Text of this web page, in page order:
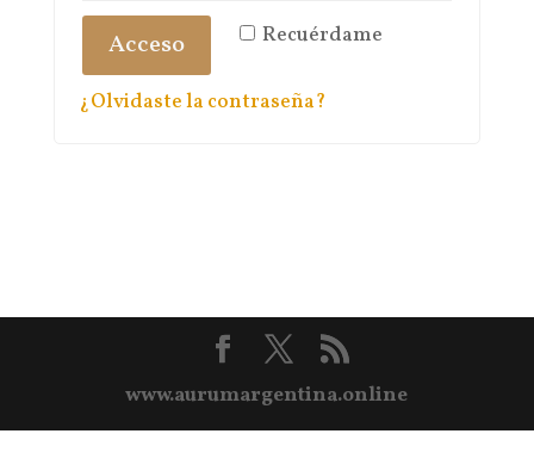
Recuérdame
Acceso
¿Olvidaste la contraseña?
www.aurumargentina.online